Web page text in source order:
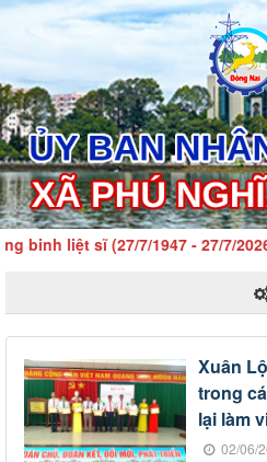
binh liệt sĩ (27/7/1947 - 27/7/2026)
Xuân
trong
lại làm
02/06/